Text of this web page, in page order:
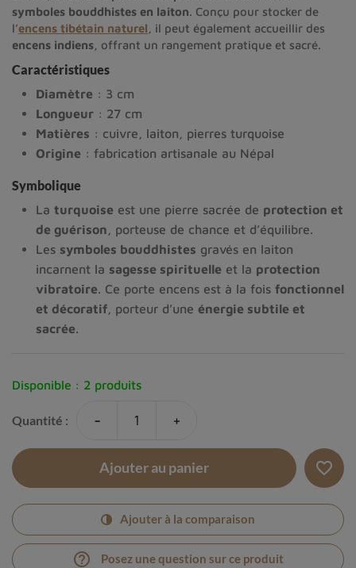
symboles bouddhistes en laiton. Conçu pour stocker de
l’encens tibétain naturel , il peut également accueillir des
encens indiens , offrant un rangement pratique et sacré.
Caractéristiques
Diamètre : 3 cm
Longueur : 27 cm
Matières : cuivre, laiton, pierres turquoise
Origine : fabrication artisanale au Népal
Symbolique
La turquoise est une pierre sacrée de protection et
de guérison , porteuse de chance et d’équilibre.
Les symboles bouddhistes gravés en laiton
incarnent la sagesse spirituelle et la protection
vibratoire. Ce porte encens est à la fois fonctionnel
et décoratif , porteur d’une énergie subtile et
sacrée.
Disponible : 2 produits
Quantité : - +
Ajouter au panier favorite_border
Ajouter à la comparaison
help_outline Posez une question sur ce produit